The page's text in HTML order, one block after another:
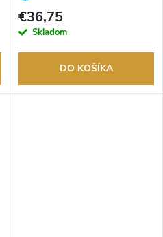
tovaru. Autorizovaný predajca.
€36,75
Skladom
DO KOŠÍKA